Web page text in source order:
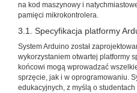
na kod maszynowy i
pamięci mikrokontrolera.
3.1. Specyfikacja platformy
System Arduino został
wykorzystaniem otwartej platformy
końcowi mogą wprowadzać
sprzęcie, jak i w oprogramowaniu.
edukacyjnych, z myślą o